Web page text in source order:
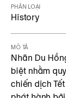
PHÂN LOẠI
History
MÔ TẢ
Nhãn Du
biệt nhằm
chiến dịch